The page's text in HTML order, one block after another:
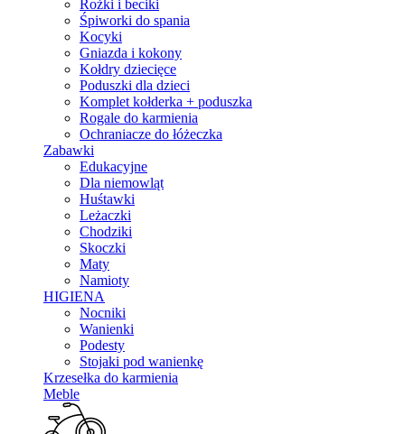
Rożki i beciki
Śpiworki do spania
Kocyki
Gniazda i kokony
Kołdry dziecięce
Poduszki dla dzieci
Komplet kołderka + poduszka
Rogale do karmienia
Ochraniacze do łóżeczka
Zabawki
Edukacyjne
Dla niemowląt
Huśtawki
Leżaczki
Chodziki
Skoczki
Maty
Namioty
HIGIENA
Nocniki
Wanienki
Podesty
Stojaki pod wanienkę
Krzesełka do karmienia
Meble